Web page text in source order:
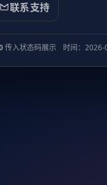
联系支持
传入状态码展示 时间： 2026-